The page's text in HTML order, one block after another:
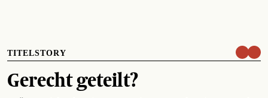
TITELSTORY
Gerecht geteilt?